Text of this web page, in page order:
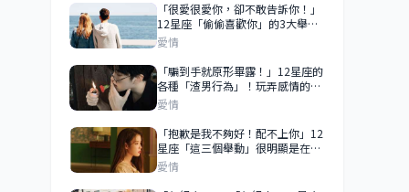
「很愛很愛你，卻不敢告訴你！」
12星座「偷偷喜歡你」的3大舉
動！巨蟹偷偷觀察你、天秤在你面
前求表現！
愛情
「騙到手就原形畢露！」12星座的
各種「渣男行為」！玩弄感情的套
路小心別被騙！
愛情
「抱歉是我不夠好！配不上你」12
星座「這三個舉動」很明顯是在拒
絕你？
愛情